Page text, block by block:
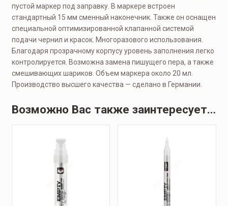
пустой маркер под заправку. В маркере встроен
стандартный 15 мм сменный наконечник. Также он оснащен
специальной оптимизированной клапанной системой
подачи чернил и красок. Многоразового использования.
Благодаря прозрачному корпусу уровень заполнения легко
контролируется. Возможна замена пишущего пера, а также
смешивающих шариков. Объем маркера около 20 мл.
Производство высшего качества — сделано в Германии.
Возможно Вас также заинтересует…